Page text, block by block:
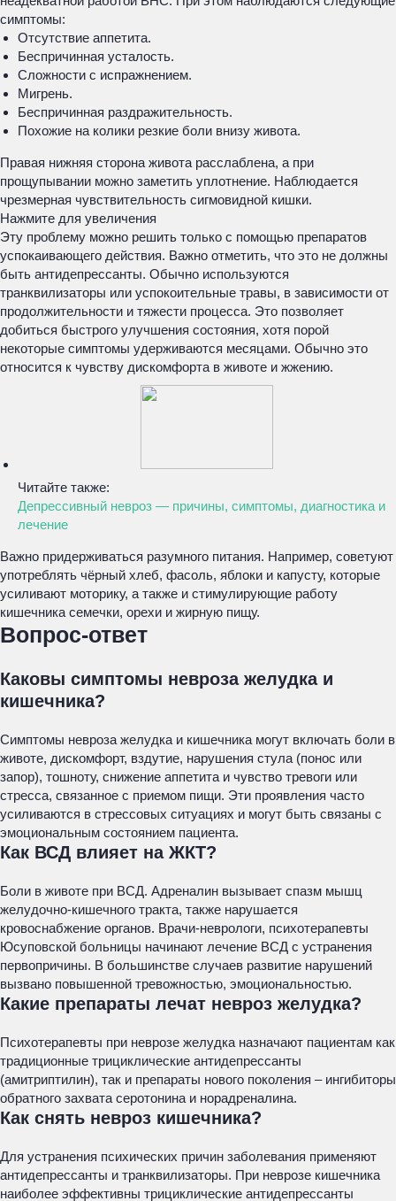
симптомы:
Отсутствие аппетита.
Беспричинная усталость.
Сложности с испражнением.
Мигрень.
Беспричинная раздражительность.
Похожие на колики резкие боли внизу живота.
Правая нижняя сторона живота расслаблена, а при
прощупывании можно заметить уплотнение. Наблюдается
чрезмерная чувствительность сигмовидной кишки.
Нажмите для увеличения
Эту проблему можно решить только с помощью препаратов
успокаивающего действия. Важно отметить, что это не должны
быть антидепрессанты. Обычно используются
транквилизаторы или успокоительные травы, в зависимости от
продолжительности и тяжести процесса. Это позволяет
добиться быстрого улучшения состояния, хотя порой
некоторые симптомы удерживаются месяцами. Обычно это
относится к чувству дискомфорта в животе и жжению.
Читайте также:
Депрессивный невроз — причины, симптомы, диагностика и
лечение
Важно придерживаться разумного питания. Например, советуют
употреблять чёрный хлеб, фасоль, яблоки и капусту, которые
усиливают моторику, а также и стимулирующие работу
кишечника семечки, орехи и жирную пищу.
Вопрос-ответ
Каковы симптомы невроза желудка и
кишечника?
Симптомы невроза желудка и кишечника могут включать боли в
животе, дискомфорт, вздутие, нарушения стула (понос или
запор), тошноту, снижение аппетита и чувство тревоги или
стресса, связанное с приемом пищи. Эти проявления часто
усиливаются в стрессовых ситуациях и могут быть связаны с
эмоциональным состоянием пациента.
Как ВСД влияет на ЖКТ?
Боли в животе при ВСД. Адреналин вызывает спазм мышц
желудочно-кишечного тракта, также нарушается
кровоснабжение органов. Врачи-неврологи, психотерапевты
Юсуповской больницы начинают лечение ВСД с устранения
первопричины. В большинстве случаев развитие нарушений
вызвано повышенной тревожностью, эмоциональностью.
Какие препараты лечат невроз желудка?
Психотерапевты при неврозе желудка назначают пациентам как
традиционные трициклические антидепрессанты
(амитриптилин), так и препараты нового поколения – ингибиторы
обратного захвата серотонина и норадреналина.
Как снять невроз кишечника?
Для устранения психических причин заболевания применяют
антидепрессанты и транквилизаторы. При неврозе кишечника
наиболее эффективны трициклические антидепрессанты